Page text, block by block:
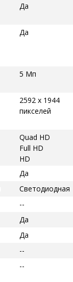
Да
Да
5 Мп
2592 x 1944
пикселей
Quad HD
Full HD
HD
Да
Светодиодная
--
Да
Да
--
--